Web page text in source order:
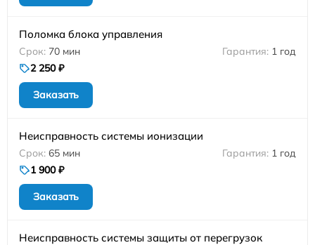
Поломка блока управления
70 мин
1 год
2 250 ₽
Заказать
Неисправность системы ионизации
65 мин
1 год
1 900 ₽
Заказать
Неисправность системы защиты от перегрузок